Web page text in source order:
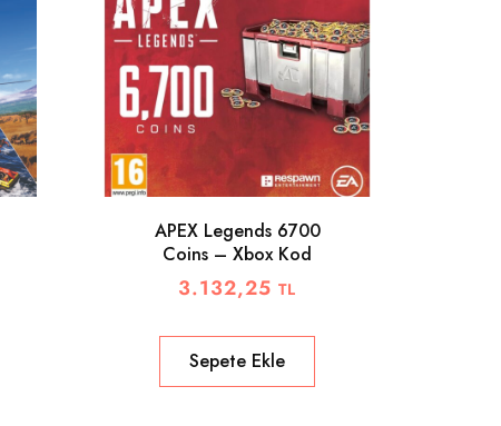
APEX Legends 6700
Coins – Xbox Kod
3.132,25 TL
Sepete Ekle